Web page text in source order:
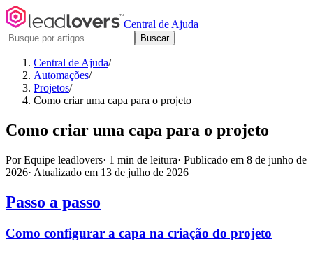
Central de Ajuda
Buscar
Central de Ajuda/
Automações/
Projetos/
Como criar uma capa para o projeto
Como criar uma capa para o projeto
Por Equipe leadlovers· 1 min de leitura· Publicado em 8 de junho de
2026· Atualizado em 13 de julho de 2026
Passo a passo
Como configurar a capa na criação do projeto